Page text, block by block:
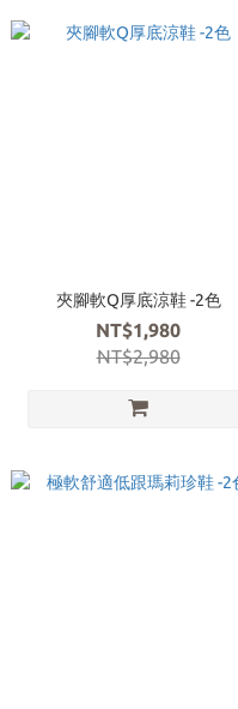
夾腳軟Q厚底涼鞋 -2色
NT$1,980
NT$2,980